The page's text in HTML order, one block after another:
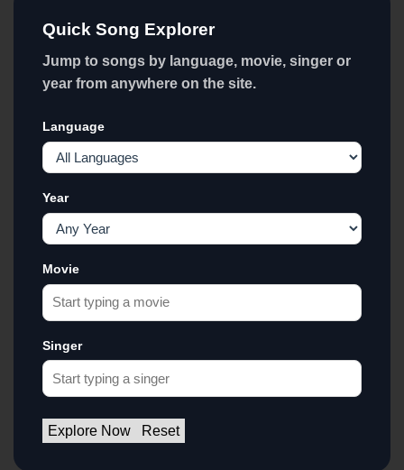
Quick Song Explorer
Jump to songs by language, movie, singer or
year from anywhere on the site.
Language
Year
Movie
Singer
Explore Now Reset